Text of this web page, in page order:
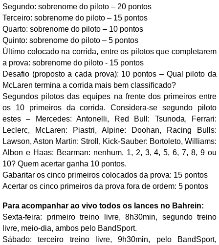
Segundo: sobrenome do piloto – 20 pontos
Terceiro: sobrenome do piloto – 15 pontos
Quarto: sobrenome do piloto – 10 pontos
Quinto: sobrenome do piloto – 5 pontos
Último colocado na corrida, entre os pilotos que completarem
a prova: sobrenome do piloto - 15 pontos
Desafio (proposto a cada prova): 10 pontos – Qual piloto da
McLaren termina a corrida mais bem classificado?
Segundos pilotos das equipes na frente dos primeiros entre
os 10 primeiros da corrida. Considera-se segundo piloto
estes – Mercedes: Antonelli, Red Bull: Tsunoda, Ferrari:
Leclerc, McLaren: Piastri, Alpine: Doohan, Racing Bulls:
Lawson, Aston Martin: Stroll, Kick-Sauber: Bortoleto, Williams:
Albon e Haas: Bearman: nenhum, 1, 2, 3, 4, 5, 6, 7, 8, 9 ou
10? Quem acertar ganha 10 pontos.
Gabaritar os cinco primeiros colocados da prova: 15 pontos
Acertar os cinco primeiros da prova fora de ordem: 5 pontos
Para acompanhar ao vivo todos os lances no Bahrein:
Sexta-feira: primeiro treino livre, 8h30min, segundo treino
livre, meio-dia, ambos pelo BandSport.
Sábado: terceiro treino livre, 9h30min, pelo BandSport,